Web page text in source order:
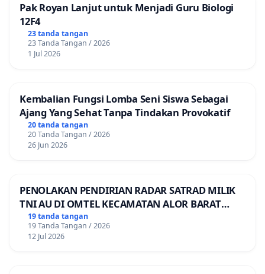
Pak Royan Lanjut untuk Menjadi Guru Biologi
12F4
23 tanda tangan
23 Tanda Tangan / 2026
1 Jul 2026
Kembalian Fungsi Lomba Seni Siswa Sebagai
Ajang Yang Sehat Tanpa Tindakan Provokatif
20 tanda tangan
20 Tanda Tangan / 2026
26 Jun 2026
PENOLAKAN PENDIRIAN RADAR SATRAD MILIK
TNI AU DI OMTEL KECAMATAN ALOR BARAT
LAUT, KABUPATEN ALOR
19 tanda tangan
19 Tanda Tangan / 2026
12 Jul 2026